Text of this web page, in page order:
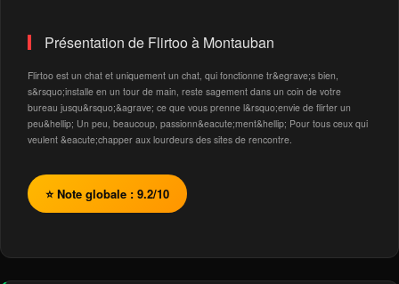
Présentation de Flirtoo à Montauban
Flirtoo est un chat et uniquement un chat, qui fonctionne tr&egrave;s bien,
s&rsquo;installe en un tour de main, reste sagement dans un coin de votre
bureau jusqu&rsquo;&agrave; ce que vous prenne l&rsquo;envie de flirter un
peu&hellip; Un peu, beaucoup, passionn&eacute;ment&hellip; Pour tous ceux qui
veulent &eacute;chapper aux lourdeurs des sites de rencontre.
⭐ Note globale : 9.2/10